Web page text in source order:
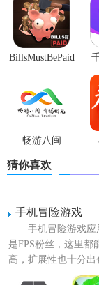
【城堡里的杰克特
1. 角色成长：通
色等级，解锁新
2. 自由探索：城
密通道，鼓励玩
3. 多样谜题：游
辑思维和观察力
4. 动态天气系统
戏环境和战斗策略
5. 音乐沉浸：原
升整体游戏体验。
BillsMustBePaid
畅游八闽
猜你喜欢
手机冒险游戏
手机冒险游戏应
是FPS粉丝，这里都
高，扩展性也十分出
关卡众多，挑战性